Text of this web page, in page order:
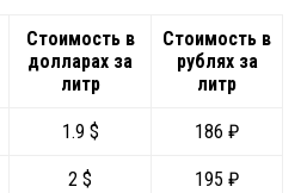
Стоимость в
долларах за
литр
Стоимость в
рубляхза
литр
1.9 $ 186 ₽
2 $ 195 ₽